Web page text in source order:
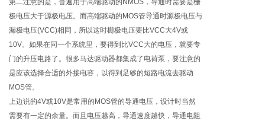
第二注意的是，普遍用于高端驱动的NMOS，导通时需要是栅
极电压大于源极电压。而高端驱动的MOS管导通时源极电压与
漏极电压(VCC)相同，所以这时栅极电压要比VCC大4V或
10V。如果在同一个系统里，要得到比VCC大的电压，就要专
门的升压电路了。很多马达驱动器都集成了电荷泵，要注意的
是应该选择合适的外接电容，以得到足够的短路电流去驱动
MOS管。
上边说的4V或10V是常用的MOS管的导通电压，设计时当然
需要有一定的余量。而且电压越高，导通速度越快，导通电阻